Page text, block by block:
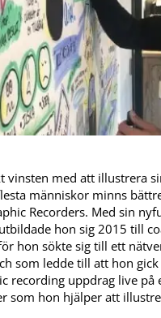
vinsten med att illustrera
människor minns
Recorders. Med sin
hon sig 2015 till
hon sökte sig till ett
som ledde till att hon
recording uppdrag live på
som hon hjälper att